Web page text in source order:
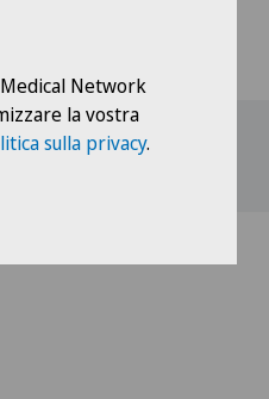
GE
TI
+41 43 268 70 70
Network
la vostra
sulla privacy.